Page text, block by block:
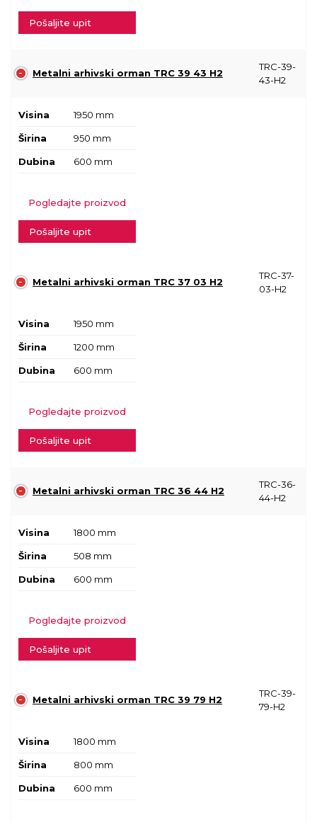
Pošaljite upit
Metalni arhivski orman TRC 39 43 H2
TRC-39-
43-H2
Visina 1950 mm
Širina 950 mm
Dubina 600 mm
Pogledajte proizvod
Pošaljite upit
Metalni arhivski orman TRC 37 03 H2
TRC-37-
03-H2
Visina 1950 mm
Širina 1200 mm
Dubina 600 mm
Pogledajte proizvod
Pošaljite upit
Metalni arhivski orman TRC 36 44 H2
TRC-36-
44-H2
Visina 1800 mm
Širina 508 mm
Dubina 600 mm
Pogledajte proizvod
Pošaljite upit
Metalni arhivski orman TRC 39 79 H2
TRC-39-
79-H2
Visina 1800 mm
Širina 800 mm
Dubina 600 mm